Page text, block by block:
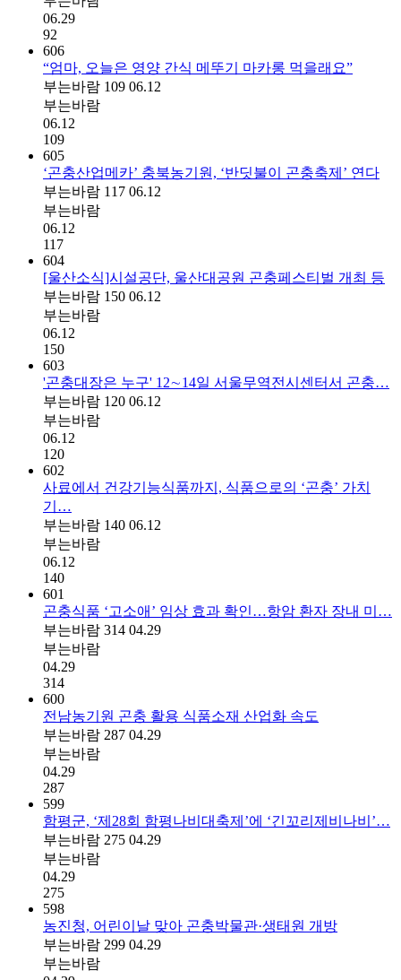
06.29
92
606
“엄마, 오늘은 영양 간식 메뚜기 마카롱 먹을래요”
부는바람 109 06.12
부는바람
06.12
109
605
‘곤충산업메카’ 충북농기원, ‘반딧불이 곤충축제’ 연다
부는바람 117 06.12
부는바람
06.12
117
604
[울산소식]시설공단, 울산대공원 곤충페스티벌 개최 등
부는바람 150 06.12
부는바람
06.12
150
603
'곤충대장은 누구' 12∼14일 서울무역전시센터서 곤충…
부는바람 120 06.12
부는바람
06.12
120
602
사료에서 건강기능식품까지, 식품으로의 ‘곤충’ 가치
기…
부는바람 140 06.12
부는바람
06.12
140
601
곤충식품 ‘고소애’ 임상 효과 확인…항암 환자 장내 미…
부는바람 314 04.29
부는바람
04.29
314
600
전남농기원 곤충 활용 식품소재 산업화 속도
부는바람 287 04.29
부는바람
04.29
287
599
함평군, ‘제28회 함평나비대축제’에 ‘긴꼬리제비나비’…
부는바람 275 04.29
부는바람
04.29
275
598
농진청, 어린이날 맞아 곤충박물관·생태원 개방
부는바람 299 04.29
부는바람